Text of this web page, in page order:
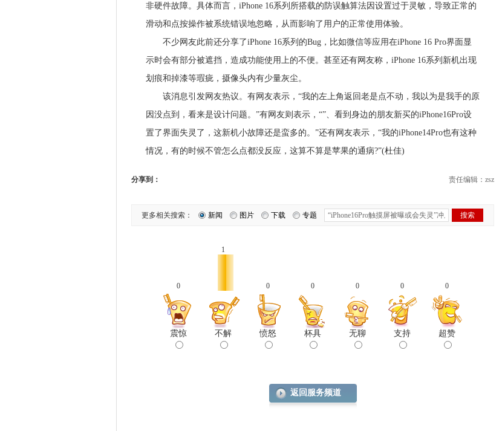
非硬件故障。具体而言，iPhone 16系列所搭载的防误触算法因设置过于灵敏，导致正常的
滑动和点按操作被系统错误地忽略，从而影响了用户的正常使用体验。
不少网友此前还分享了iPhone 16系列的Bug，比如微信等应用在iPhone 16 Pro界面显
示时会有部分被遮挡，造成功能使用上的不便。甚至还有网友称，iPhone 16系列新机出现
划痕和掉漆等瑕疵，摄像头内有少量灰尘。
该消息引发网友热议。有网友表示，“我的左上角返回老是点不动，我以为是我手的原
因没点到，看来是设计问题。”有网友则表示，“”、看到身边的朋友新买的iPhone16Pro设
置了界面失灵了，这新机小故障还是蛮多的。”还有网友表示，“我的iPhone14Pro也有这种
情况，有的时候不管怎么点都没反应，这算不算是苹果的通病?”(杜佳)
分享到： 责任编辑：zsz
更多相关搜索： 新闻 图片 下载 专题
0
震惊
1
不解
0
愤怒
0
杯具
0
无聊
0
支持
0
超赞
返回服务频道